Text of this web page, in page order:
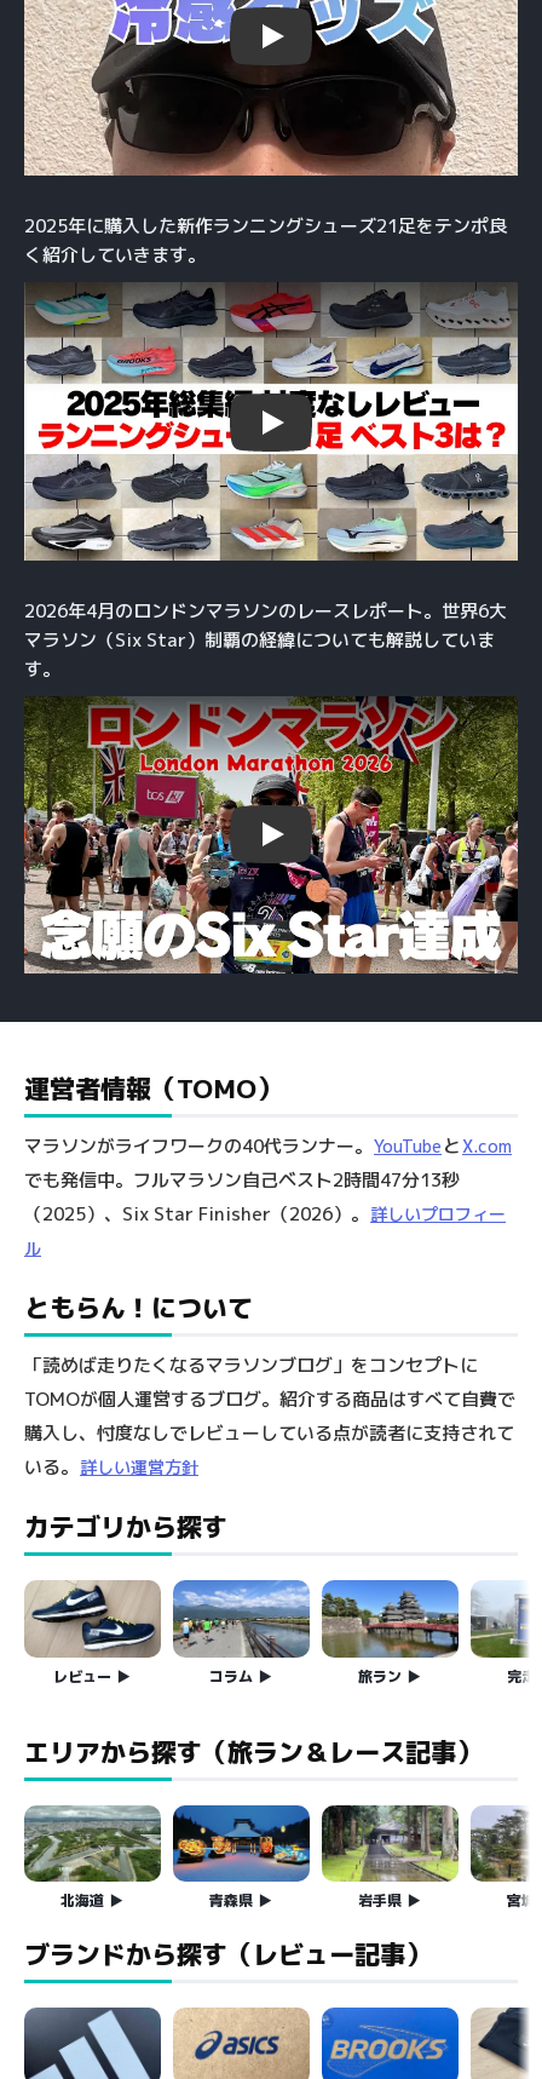
Play
2025年に購入した新作ランニングシューズ21足をテンポ良
く紹介していきます。
Play
2026年4月のロンドンマラソンのレースレポート。世界6大
マラソン（Six Star）制覇の経緯についても解説していま
す。
Play
運営者情報（TOMO）
マラソンがライフワークの40代ランナー。 YouTube とX.com
でも発信中。フルマラソン自己ベスト2時間47分13秒
（2025）、Six Star Finisher（2026）。 詳しいプロフィー
ル
ともらん！について
「読めば走りたくなるマラソンブログ」をコンセプトに
TOMOが個人運営するブログ。紹介する商品はすべて自費で
購入し、忖度なしでレビューしている点が読者に支持されて
いる。 詳しい運営方針
カテゴリから探す
レビュー コラム 旅ラン 完走
エリアから探す（旅ラン＆レース記事）
北海道 青森県 岩手県 宮城
ブランドから探す（レビュー記事）